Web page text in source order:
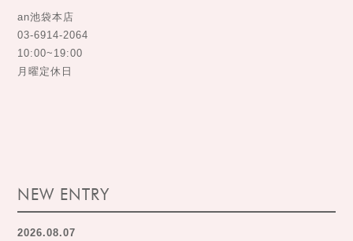
an池袋本店
03-6914-2064
10:00~19:00
月曜定休日
NEW ENTRY
2026.08.07